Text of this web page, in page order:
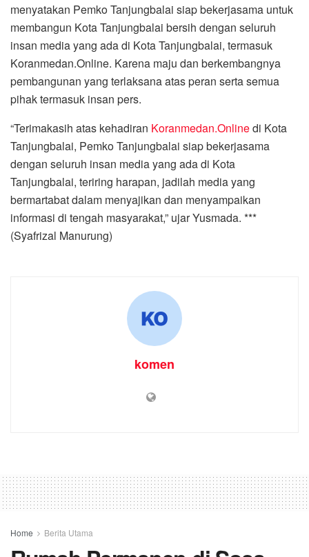
menyatakan Pemko Tanjungbalai siap bekerjasama untuk
membangun Kota Tanjungbalai bersih dengan seluruh
insan media yang ada di Kota Tanjungbalai, termasuk
Koranmedan.Online. Karena maju dan berkembangnya
pembangunan yang terlaksana atas peran serta semua
pihak termasuk insan pers.
“Terimakasih atas kehadiran Koranmedan.Onlinedi Kota
Tanjungbalai, Pemko Tanjungbalai siap bekerjasama
dengan seluruh insan media yang ada di Kota
Tanjungbalai, teriring harapan, jadilah media yang
bermartabat dalam menyajikan dan menyampaikan
informasi di tengah masyarakat,” ujar Yusmada. ***
(Syafrizal Manurung)
komen
Home Berita Utama